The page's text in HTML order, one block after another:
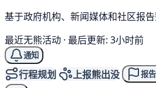
基于政府机构、新闻媒体和社区报告
最近无熊活动 · 最后更新: 3小时前
通知
行程规划 上报熊出没 报